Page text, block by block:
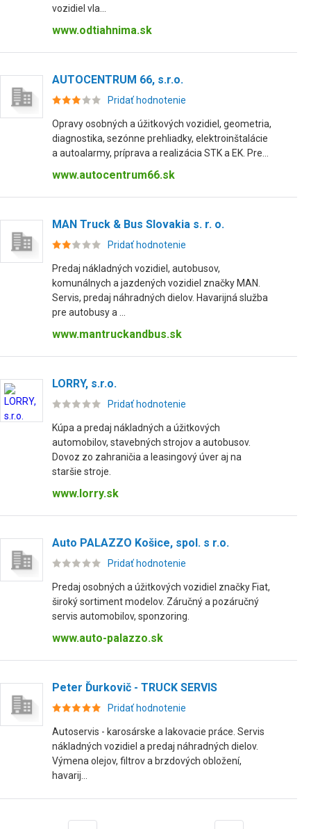
vozidiel vla...
www.odtiahnima.sk
AUTOCENTRUM 66, s.r.o.
Pridať hodnotenie
Opravy osobných a úžitkových vozidiel, geometria,
diagnostika, sezónne prehliadky, elektroinštalácie
a autoalarmy, príprava a realizácia STK a EK. Pre...
www.autocentrum66.sk
MAN Truck & Bus Slovakia s. r. o.
Pridať hodnotenie
Predaj nákladných vozidiel, autobusov,
komunálnych a jazdených vozidiel značky MAN.
Servis, predaj náhradných dielov. Havarijná služba
pre autobusy a ...
www.mantruckandbus.sk
LORRY, s.r.o.
Pridať hodnotenie
Kúpa a predaj nákladných a úžitkových
automobilov, stavebných strojov a autobusov.
Dovoz zo zahraničia a leasingový úver aj na
staršie stroje.
www.lorry.sk
Auto PALAZZO Košice, spol. s r.o.
Pridať hodnotenie
Predaj osobných a úžitkových vozidiel značky Fiat,
široký sortiment modelov. Záručný a pozáručný
servis automobilov, sponzoring.
www.auto-palazzo.sk
Peter Ďurkovič - TRUCK SERVIS
Pridať hodnotenie
Autoservis - karosárske a lakovacie práce. Servis
nákladných vozidiel a predaj náhradných dielov.
Výmena olejov, filtrov a brzdových obložení,
havarij...